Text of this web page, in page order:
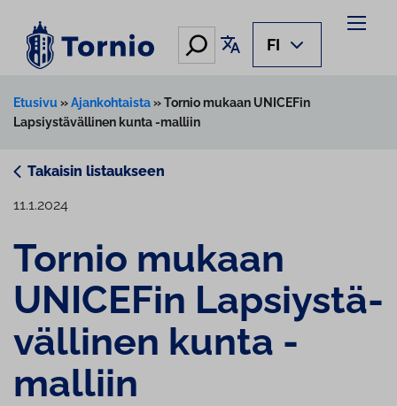
sisältöön
Hae Käännä sivu
FI
Etusivu »Ajankohtaista»Tornio mukaan UNICEFin
Lapsiystävällinen kunta -malliin
Takaisin listaukseen
11.1.2024
Tornio mukaan
UNICEFin Lap­siys­tä­
väl­li­nen kunta -
malliin